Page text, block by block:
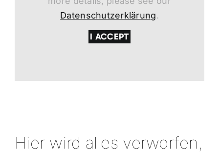
Datenschutzerklärung.
I ACCEPT
Hier wird alles verworfen,